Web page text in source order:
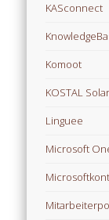
KASconnect
Komoot
KOSTAL
Linguee
Microsoft